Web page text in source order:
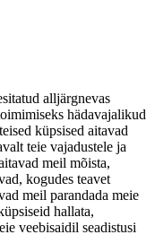
alljärgnevas
hädavajalikud
küpsised aitavad
teie vajadustele ja
meil mõista,
kogudes teavet
meil parandada meie
hallata,
veebisaidil seadistusi